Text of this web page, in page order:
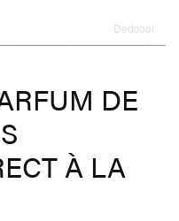
Dedcool
DE
À LA